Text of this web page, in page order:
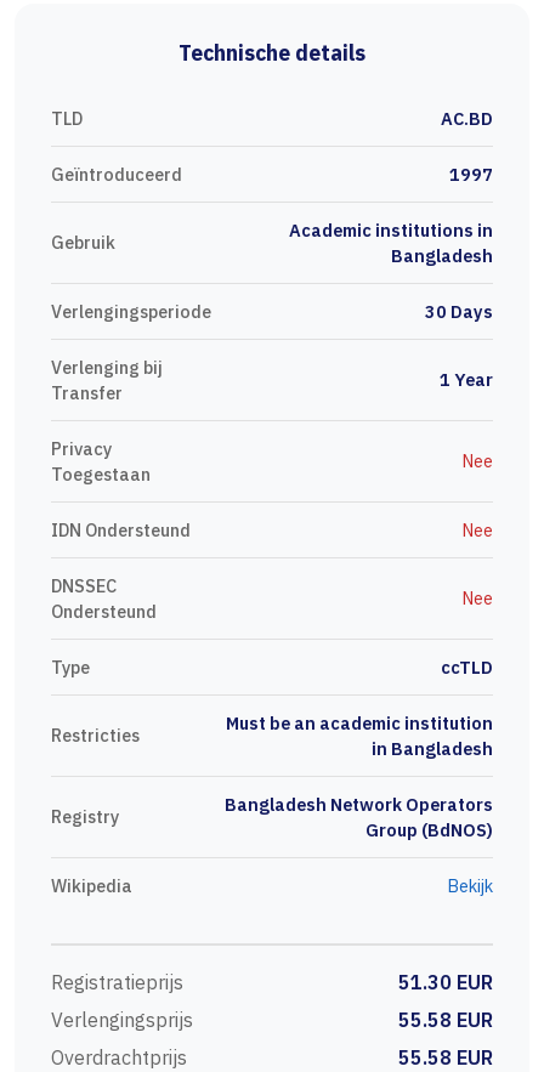
Technische details
TLD AC.BD
Geïntroduceerd 1997
Gebruik
Academic institutions in
Bangladesh
Verlengingsperiode 30 Days
Verlenging bij
Transfer
1 Year
Privacy
Toegestaan
Nee
IDN Ondersteund Nee
DNSSEC
Ondersteund
Nee
Type ccTLD
Restricties
Must be an academic institution
in Bangladesh
Registry
Bangladesh Network Operators
Group (BdNOS)
Wikipedia Bekijk
Registratieprijs
51.30 EUR
Verlengingsprijs
55.58 EUR
Overdrachtprijs
55.58 EUR